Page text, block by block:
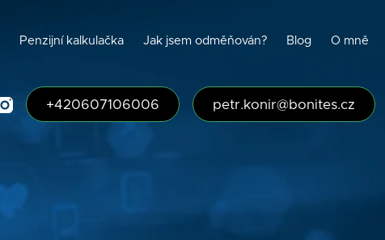
Penzijní kalkulačka Jak jsem odměňován? Blog O mně
+420607106006 petr.konir@bonites.cz